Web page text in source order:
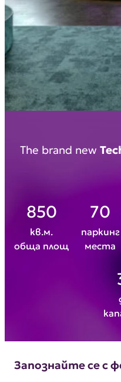
The brand new
850
кв.м.
обща площ
70
паркинг
места
Запознайте се с